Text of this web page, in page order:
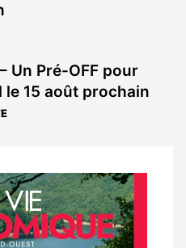
Un Pré-OFF pour
le 15 août prochain